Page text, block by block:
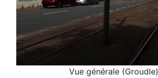
Vue générale (Groudle)